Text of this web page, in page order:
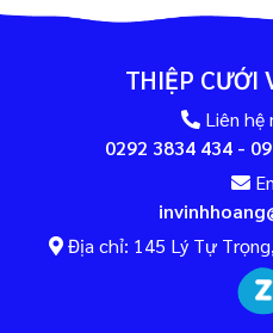
THIỆP CƯỚI
Liên hệ
0292 3834 434 -
Địa chỉ: 145 Lý Tự